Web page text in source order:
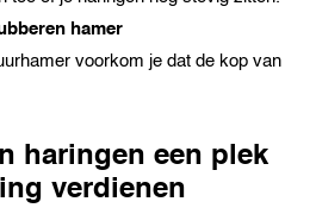
hamer
voorkom je dat de kop van
haringen een plek
verdienen